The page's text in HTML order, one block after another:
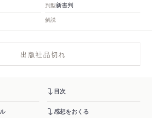
判型新書判
解説
出版社品切れ
目次
感想をおくる